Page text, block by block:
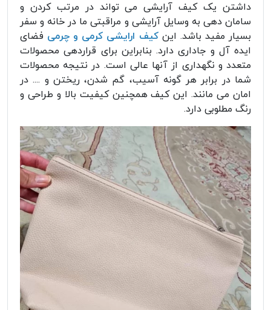
داشتن یک کیف آرایشی می تواند در مرتب کردن و
سامان دهی به وسایل آرایشی و مراقبتی ما در خانه و سفر
بسیار مفید باشد. این کیف ارایشی کرمی و چرمی فضای
ایده آل و جاداری دارد. بنابراین برای قراردهی محصولات
متعدد و نگهداری از آنها عالی است. در نتیجه محصولات
شما در برابر هر گونه آسیب، گم شدن، ریختن و .... در
امان می مانند. این کیف همچنین کیفیت بالا و طراحی و
رنگ مطلوبی دارد.